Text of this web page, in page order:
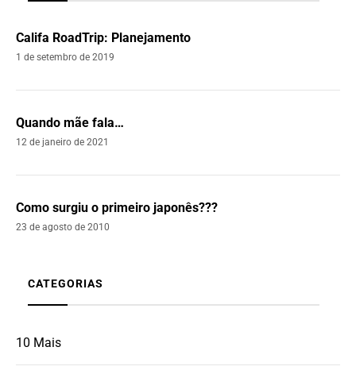
Califa RoadTrip: Planejamento
1 de setembro de 2019
Quando mãe fala…
12 de janeiro de 2021
Como surgiu o primeiro japonês???
23 de agosto de 2010
CATEGORIAS
10 Mais